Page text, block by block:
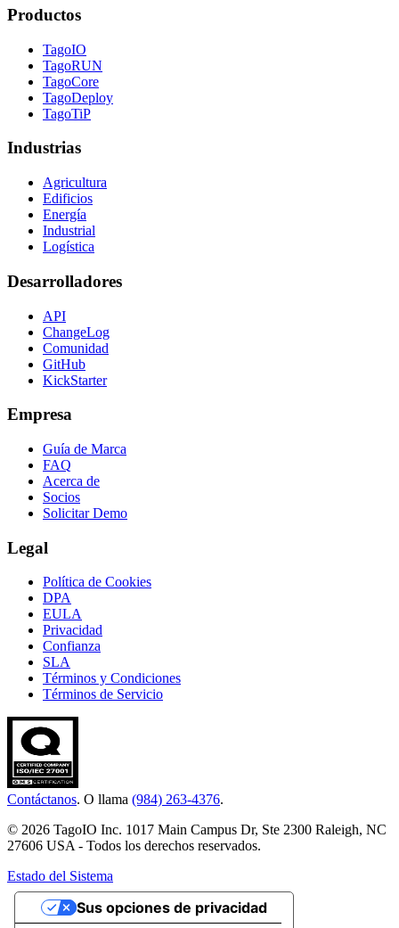
Productos
TagoIO
TagoRUN
TagoCore
TagoDeploy
TagoTiP
Industrias
Agricultura
Edificios
Energía
Industrial
Logística
Desarrolladores
API
ChangeLog
Comunidad
GitHub
KickStarter
Empresa
Guía de Marca
FAQ
Acerca de
Socios
Solicitar Demo
Legal
Política de Cookies
DPA
EULA
Privacidad
Confianza
SLA
Términos y Condiciones
Términos de Servicio
Contáctanos. O llama (984) 263-4376.
© 2026 TagoIO Inc. 1017 Main Campus Dr, Ste 2300 Raleigh, NC
27606 USA - Todos los derechos reservados.
Estado del Sistema
Sus opciones de privacidad